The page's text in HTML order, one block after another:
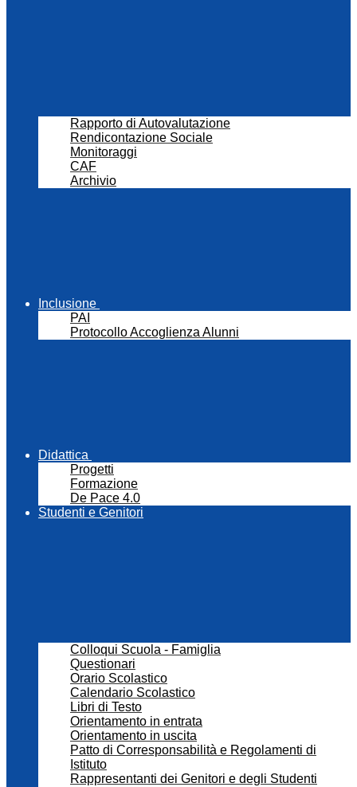
Rapporto di Autovalutazione
Rendicontazione Sociale
Monitoraggi
CAF
Archivio
Inclusione
PAI
Protocollo Accoglienza Alunni
Didattica
Progetti
Formazione
De Pace 4.0
Studenti e Genitori
Colloqui Scuola - Famiglia
Questionari
Orario Scolastico
Calendario Scolastico
Libri di Testo
Orientamento in entrata
Orientamento in uscita
Patto di Corresponsabilità e Regolamenti di
Istituto
Rappresentanti dei Genitori e degli Studenti